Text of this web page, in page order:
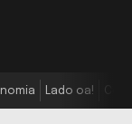
Lado oa!